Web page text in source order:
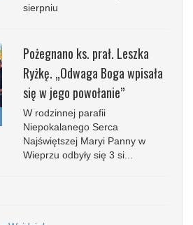
sierpniu
Pożegnano ks. prał. Leszka
Ryżkę. „Odwaga Boga wpisała
się w jego powołanie”
W rodzinnej parafii
Niepokalanego Serca
Najświętszej Maryi Panny w
Wieprzu odbyły się 3 si...